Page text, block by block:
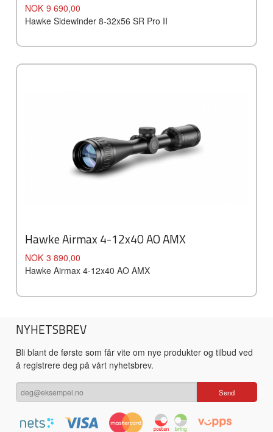
Pris
NOK 9 690,00
Hawke Sidewinder 8-32x56 SR Pro II
Hawke Airmax 4-12x40 AO AMX
Pris
NOK 3 890,00
Hawke Airmax 4-12x40 AO AMX
NYHETSBREV
Bli blant de første som får vite om nye produkter og tilbud ved
å registrere deg på vårt nyhetsbrev.